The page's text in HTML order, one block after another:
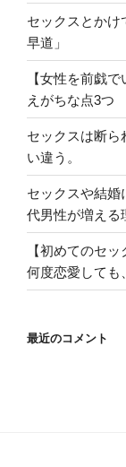
の
悲
劇”
の
セックスとかけ
早道」
【女性を前戯
えがちな点3つ
セックスは断ら
い違う。
セックスや結婚
代男性が増える
【初めてのセッ
何度恋愛して
最近のコメント